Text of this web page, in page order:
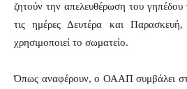
ζητούν την απελευθέρωση του γηπέδου
τις ημέρες Δευτέρα και
χρησιμοποιεί το σωματείο.
Όπως αναφέρουν, ο ΟΑΑΠ συμβάλει